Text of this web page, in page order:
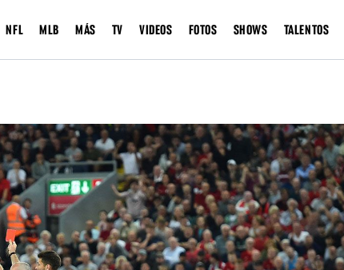
NFL MLB MÁS TV VIDEOS FOTOS SHOWS TALENTOS